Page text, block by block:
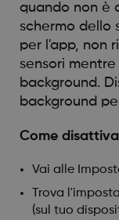
quando non è
schermo dello
per l'app, non
sensori
background.
background
Come
Vai alle
Trova
(sul tuo